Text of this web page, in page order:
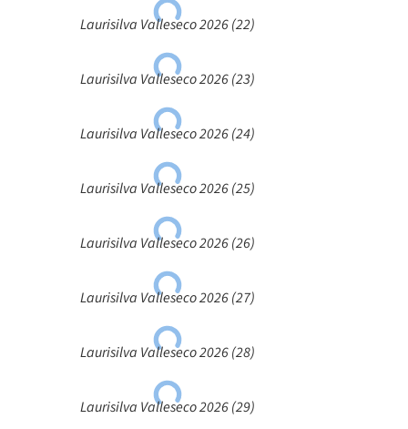
Laurisilva Valleseco 2026 (22)
Laurisilva Valleseco 2026 (23)
Laurisilva Valleseco 2026 (24)
Laurisilva Valleseco 2026 (25)
Laurisilva Valleseco 2026 (26)
Laurisilva Valleseco 2026 (27)
Laurisilva Valleseco 2026 (28)
Laurisilva Valleseco 2026 (29)